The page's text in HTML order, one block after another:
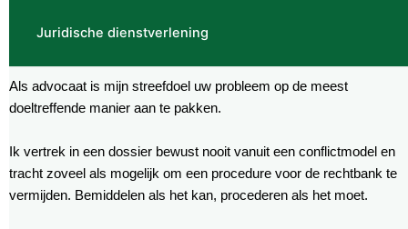
Juridische dienstverlening
Als advocaat is mijn streefdoel uw probleem op de meest
doeltreffende manier aan te pakken.
Ik vertrek in een dossier bewust nooit vanuit een conflictmodel en
tracht zoveel als mogelijk om een procedure voor de rechtbank te
vermijden. Bemiddelen als het kan, procederen als het moet.